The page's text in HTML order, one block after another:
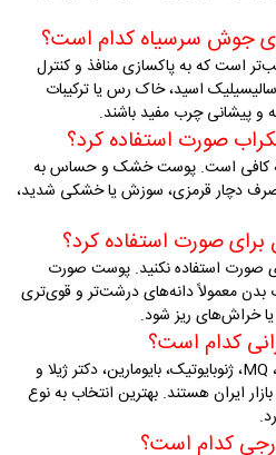
جوش سرسیاه کدام است؟
است که به پاکسازی منافذ و کنترل
اسید، خاک رس یا ترکیبات
و پیشانی چرب مفید باشند.
صورت استفاده کرد؟
۱ تا ۲ بار در هفته کافی است. پوست خشک و حساس به
مصرف دچار قرمزی، سوزش یا خشکی شدید،
برای صورت استفاده کرد؟
صورت استفاده نکنید. پوست صورت
معمولاً دانه‌های درشت‌تر و قوی‌تری
خراش‌های ریز شود.
کدام است؟
MQ، ژنوبایوتیک، بایومارین، دکتر ژیلا و
ایران هستند. بهترین انتخاب به نوع
.
کدام است؟